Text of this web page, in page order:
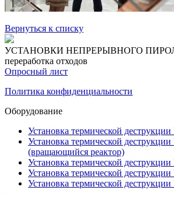
Вернуться к списку
УСТАНОВКИ НЕПРЕРЫВНОГО
переработка отходов
Опросный лист
Политика конфиденциальности
Оборудование
Установка термической
Установка термической
(вращающийся реактор)
Установка термической
Установка термической
Установка термической